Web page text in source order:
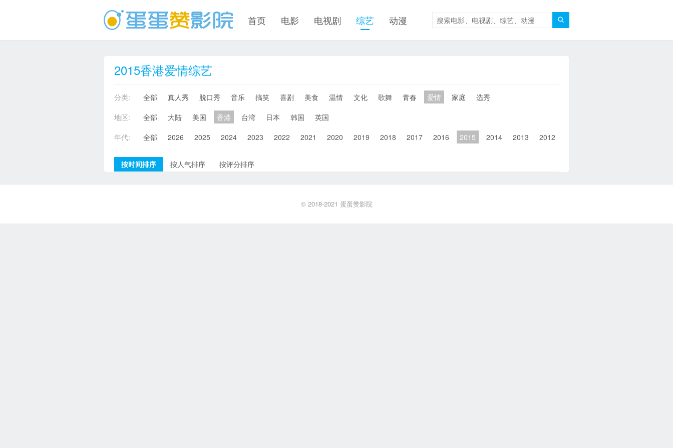

首页 电影 电视剧 综艺 动漫
2015香港爱情综艺
分类: 全部 真人秀 脱口秀 音乐 搞笑 喜剧 美食 温情 文化 歌舞 青春 爱情 家庭
选秀
地区:
全部 大陆 美国 香港 台湾 日本 韩国
英国
年代:
全部 2026 2025 2024 2023 2022 2021 2020 2019 2018 2017 2016 2015 2014 2013 2012
按时间排序 按人气排序 按评分排序
© 2018-2021 蛋蛋赞影院